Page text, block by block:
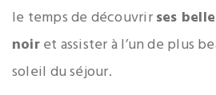
le temps de découvrirses
noiret assister à l’un de plus
soleil du séjour.